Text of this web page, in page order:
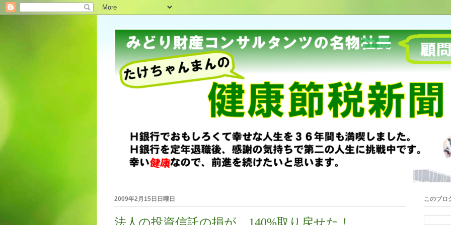
2009年2月15日日曜日 このブロ